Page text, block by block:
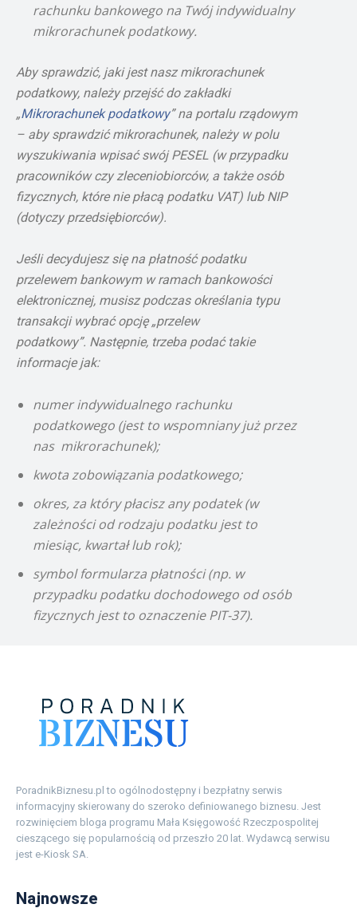
rachunku bankowego na Twój indywidualny
mikrorachunek podatkowy.
Aby sprawdzić, jaki jest nasz mikrorachunek
podatkowy, należy przejść do zakładki
„Mikrorachunek podatkowy” na portalu rządowym
– aby sprawdzić mikrorachunek, należy w polu
wyszukiwania wpisać swój PESEL (w przypadku
pracowników czy zleceniobiorców, a także osób
fizycznych, które nie płacą podatku VAT) lub NIP
(dotyczy przedsiębiorców).
Jeśli decydujesz się na płatność podatku
przelewem bankowym w ramach bankowości
elektronicznej, musisz podczas określania typu
transakcji wybrać opcję „przelew
podatkowy”. Następnie, trzeba podać takie
informacje jak:
numer indywidualnego rachunku
podatkowego (jest to wspomniany już przez
nas mikrorachunek);
kwota zobowiązania podatkowego;
okres, za który płacisz any podatek (w
zależności od rodzaju podatku jest to
miesiąc, kwartał lub rok);
symbol formularza płatności (np. w
przypadku podatku dochodowego od osób
fizycznych jest to oznaczenie PIT-37).
PoradnikBiznesu.pl to ogólnodostępny i bezpłatny serwis
informacyjny skierowany do szeroko definiowanego biznesu. Jest
rozwinięciem bloga programu Mała Księgowość Rzeczpospolitej
cieszącego się popularnością od przeszło 20 lat. Wydawcą serwisu
jest e-Kiosk SA.
Najnowsze